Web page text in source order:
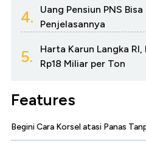
4.
Uang Pensiun PNS Bisa
Penjelasannya
5.
Harta Karun Langka
Rp18 Miliar per Ton
Features
Begini Cara Korsel atasi Panas